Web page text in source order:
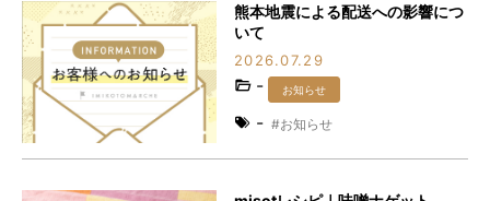
熊本地震による配送への影響につ
いて
2026.07.29
- お知らせ
- お知らせ